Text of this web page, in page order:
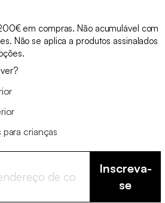
em compras. Não acumulável com
Não se aplica a produtos assinalados
crianças
Inscreva-
se